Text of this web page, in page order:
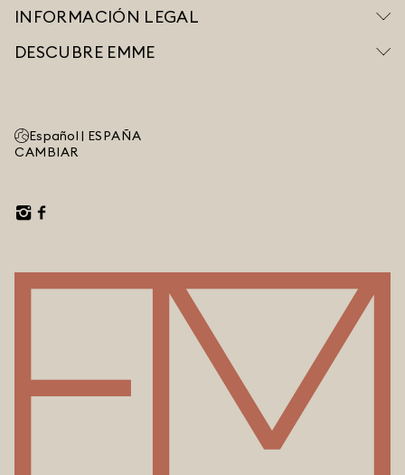
INFORMACIÓN LEGAL
DESCUBRE EMME
Español | ESPAÑA
CAMBIAR